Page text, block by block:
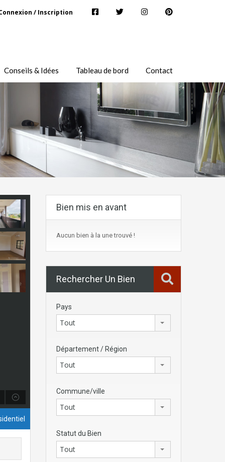
/ Inscription
Conseils & Idées Tableau de bord Contact
Bien mis en avant
Aucun bien à la une trouvé !
Rechercher Un Bien
Pays
Tout
Département / Région
Tout
Commune/ville
Tout
Statut du Bien
Tout